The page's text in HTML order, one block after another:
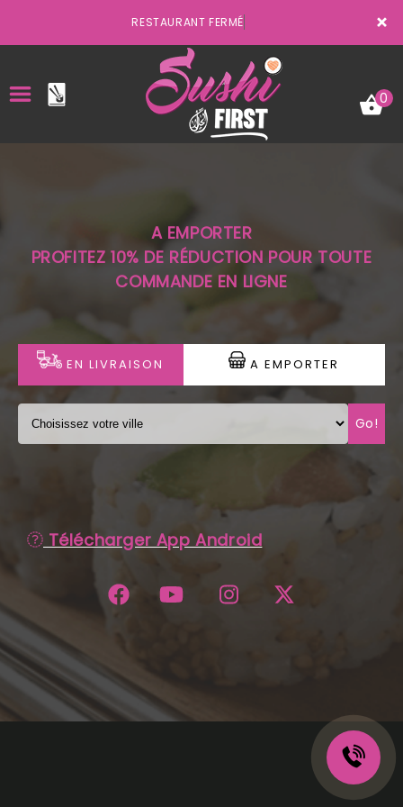
×
RESTAURANT FERMÉ
LA CARTE
VOTRE COMPTE
NOTRE RESTAURANT
VOS AVIS
MENTIONS LÉGALES
C.G.V
0
A EMPORTER
PROFITEZ 10% DE RÉDUCTION POUR TOUTE
COMMANDE EN LIGNE
EN LIVRAISON A EMPORTER
Go!
Télécharger App Android